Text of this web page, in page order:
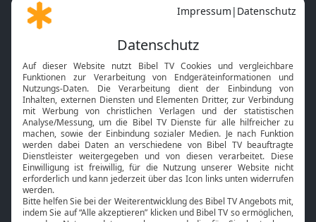
Gott und Bibel erklärt
Neuigkeiten
Mobile App
Smart TV
HbbTV
Bibelthek Online-Bibel
Nächster Gottesdienst
Bibel TV
Über uns
Service
Kontakt